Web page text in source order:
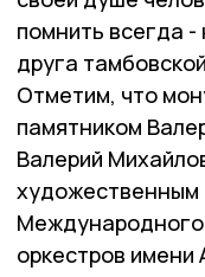
помнить всегда -
друга
Отметим, что
памятником
Валерий
художественным
оркестров имени